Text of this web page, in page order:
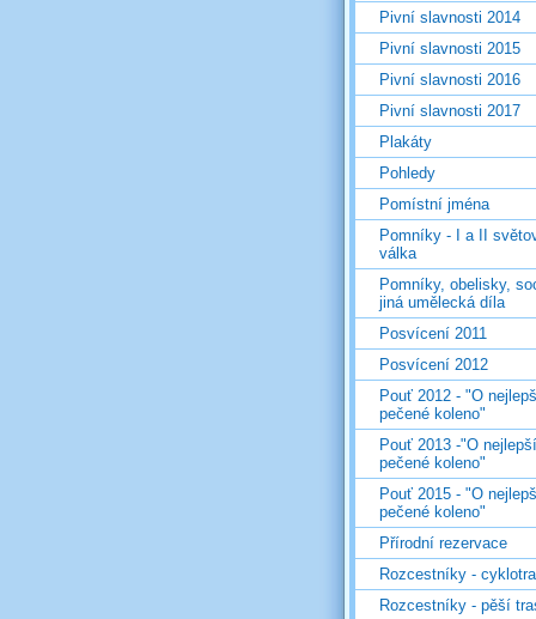
Pivní slavnosti 2014
Pivní slavnosti 2015
Pivní slavnosti 2016
Pivní slavnosti 2017
Plakáty
Pohledy
Pomístní jména
Pomníky - I a II
válka
Pomníky, obelisky,
jiná umělecká díla
Posvícení 2011
Posvícení 2012
Pouť 2012 - "O
pečené koleno"
Pouť 2013 -"O nejlepší
pečené koleno"
Pouť 2015 - "O
pečené koleno"
Přírodní rezervace
Rozcestníky -
Rozcestníky - pěší